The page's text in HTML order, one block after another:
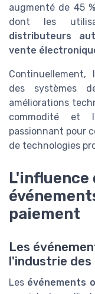
augmenté de 45
dont les
distributeurs
vente
des systèmes
améliorations
commodité et
passionnant pour
de technologies
L'influence
paiement
Les
l'industrie des
Les événements